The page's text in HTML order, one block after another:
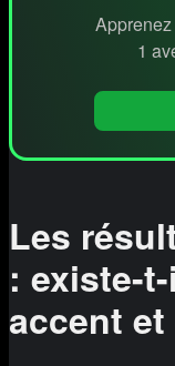
1
Les
: existe-
accent